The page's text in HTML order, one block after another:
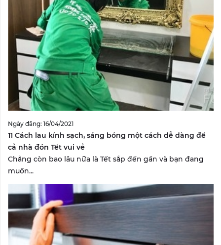
Ngày đăng: 16/04/2021
11 Cách lau kính sạch, sáng bóng một cách dễ dàng để
cả nhà đón Tết vui vẻ
Chẳng còn bao lâu nữa là Tết sắp đến gần và bạn đang
muốn...